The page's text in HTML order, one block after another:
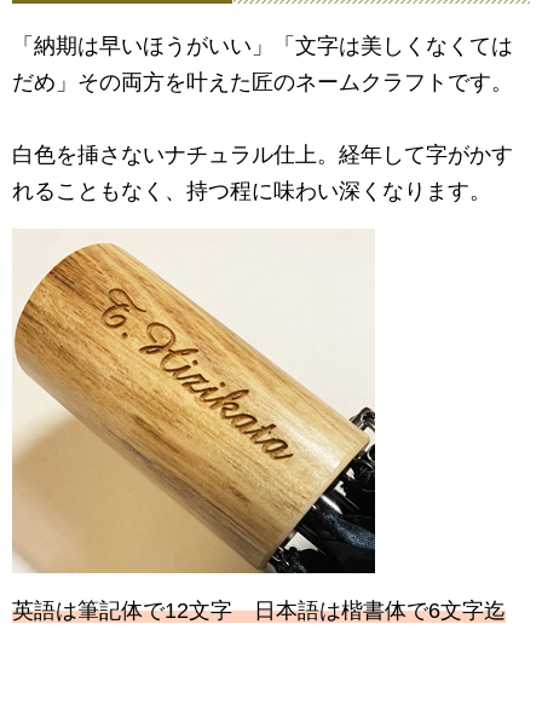
「納期は早いほうがいい」「文字は美しくなくては
だめ」その両方を叶えた匠のネームクラフトです。
白色を挿さないナチュラル仕上。経年して字がかす
れることもなく、持つ程に味わい深くなります。
英語は筆記体で12文字 日本語は楷書体で6文字迄